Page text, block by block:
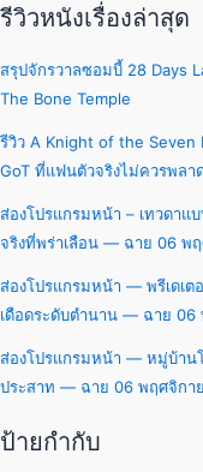
รีวิวหนังเรื่องล่าสุด
สรุปจักรวาลซอมบี้ 28 Days
The Bone Temple
รีวิว A Knight of the
GoT ที่แฟนตัวจริงไม่ควรพลา
ส่องโปรแกรมหน้า – เทวดาแ
จริงที่พร่าเลือน — ฉาย 06 พ
ส่องโปรแกรมหน้า — พรีเดเต
เดือดระดับตำนาน — ฉาย 06
ส่องโปรแกรมหน้า — หมู่บ้าน
ประสาท — ฉาย 06 พฤศจิกา
ป้ายกำกับ